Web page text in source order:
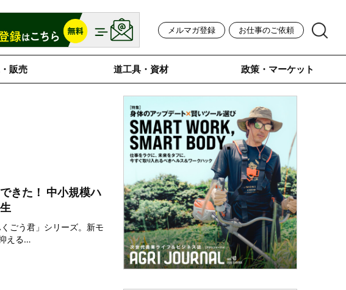
メルマガ登録 お仕事のご依頼
販売 道工具・資材 政策・マーケット
きた！ 中小規模ハ
ごう君」シリーズ。新モ
える…